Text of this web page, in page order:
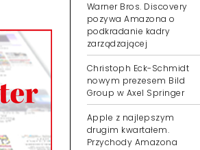
Warner Bros. Discovery
pozywa Amazona o
podkradanie kadry
zarządzającej
Christoph Eck-Schmidt
nowym prezesem Bild
Group w Axel Springer
Apple z najlepszym
drugim kwartałem.
Przychody Amazona